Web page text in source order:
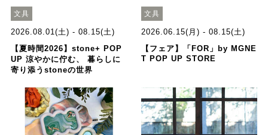
文具
2026.08.01(土) - 08.15(土)
【夏時間2026】stone+ POP
UP 涼やかに佇む、 暮らしに
寄り添うstoneの世界
文具
2026.06.15(月) - 08.15(土)
【フェア】「FOR」by MGNE
T POP UP STORE